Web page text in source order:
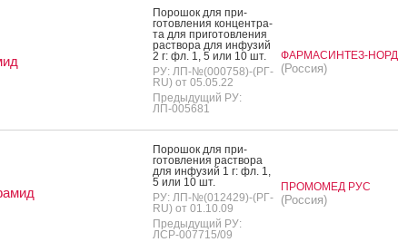
По­рошок для при­
готов­ле­ния кон­цен­тра­
та для при­готов­ле­ния
рас­тво­ра для ин­фу­зий
2 г: фл. 1, 5 или 10 шт.
РУ: ЛП-№(000758)-(РГ-
RU) от 05.05.22
Предыдущий РУ:
ЛП-005681
ФАРМАСИНТЕЗ-НОРД
(Россия)
По­рошок для при­
готов­ле­ния рас­тво­ра
для ин­фу­зий 1 г: фл. 1,
5 или 10 шт.
РУ: ЛП-№(012429)-(РГ-
RU) от 01.10.09
Предыдущий РУ:
ЛСР-007715/09
ПРОМОМЕД РУС
(Россия)